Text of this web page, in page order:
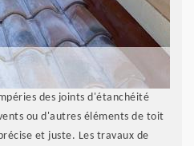
des joints d'étanchéité
ou d'autres éléments de toit
et juste. Les travaux de